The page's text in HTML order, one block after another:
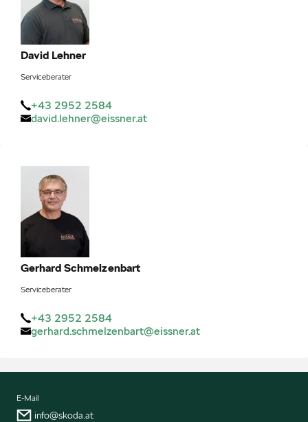
David Lehner
Serviceberater
+43 2952 2584
david.lehner@eissner.at
Gerhard Schmelzenbart
Serviceberater
+43 2952 2584
gerhard.schmelzenbart@eissner.at
E-Mail
info@skoda.at